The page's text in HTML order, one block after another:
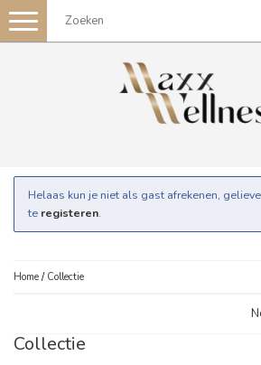
Toggle
navigation
Helaas kun je niet als gast afrekenen,
te registeren.
Home / Collectie
Collectie